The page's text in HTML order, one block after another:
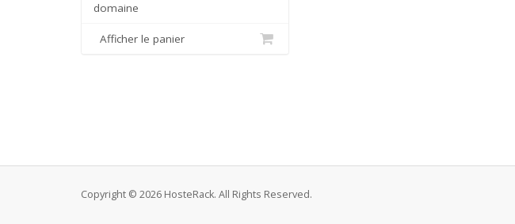
domaine
Afficher le panier
Copyright © 2026 HosteRack. All Rights Reserved.